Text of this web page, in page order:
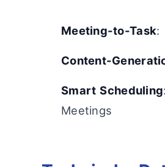
Meeting-to-Task:
Content-
Smart Scheduling
Meetings